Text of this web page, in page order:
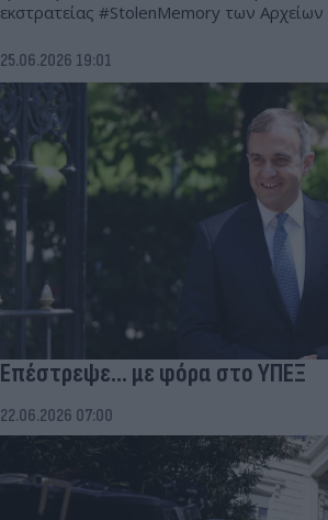
εκστρατείας #StolenMemory των Αρχείων
25.06.2026 19:01
Επέστρεψε... με φόρα στο ΥΠΕΞ
22.06.2026 07:00